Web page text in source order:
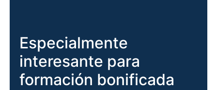
Especialmente
interesante para
formación bonificada